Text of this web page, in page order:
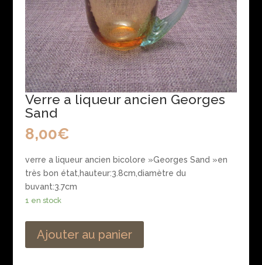
Verre a liqueur ancien Georges
Sand
8,00€
verre a liqueur ancien bicolore »Georges Sand »en
très bon état,hauteur:3.8cm,diamètre du
buvant:3.7cm
1 en stock
Ajouter au panier